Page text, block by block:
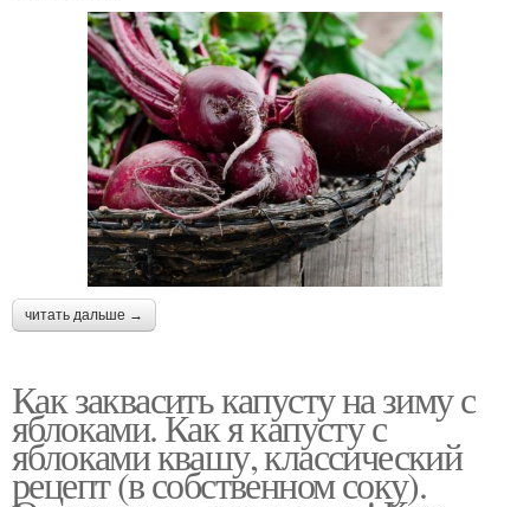
читать дальше →
Как заквасить капусту на зиму с
яблоками. Как я капусту с
яблоками квашу, классический
рецепт (в собственном соку).